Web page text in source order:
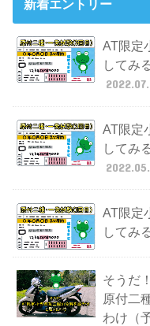
新着エントリー
AT限定
してみ
AT限定
してみ
AT限定
してみ
そうだ
原付二
わけ（